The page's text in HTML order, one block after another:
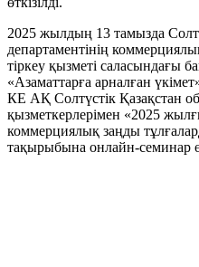
2025 жылдың 13 тамызда
департаментінің
тіркеу қызметі саласындағы
«Азаматтарға арналған
КЕ АҚ Солтүстік Қазақстан
қызметкерлерімен «2025
коммерциялық заңды
тақырыбына онлайн-семинар